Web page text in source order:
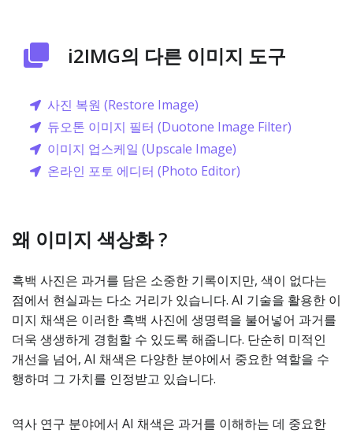
i2IMG의 다른 이미지 도구
사진 복원 (Restore Image)
듀오톤 이미지 필터 (Duotone Image Filter)
이미지 업스케일 (Upscale Image)
온라인 포토 에디터 (Photo Editor)
왜 이미지 색상화 ?
흑백 사진은 과거를 담은 소중한 기록이지만, 색이 없다는
점에서 현실과는 다소 거리가 있습니다. AI 기술을 활용한 이
미지 채색은 이러한 흑백 사진에 생명력을 불어넣어 과거를
더욱 생생하게 경험할 수 있도록 해줍니다. 단순히 미적인
개선을 넘어, AI 채색은 다양한 분야에서 중요한 역할을 수
행하며 그 가치를 인정받고 있습니다.
역사 연구 분야에서 AI 채색은 과거를 이해하는 데 중요한